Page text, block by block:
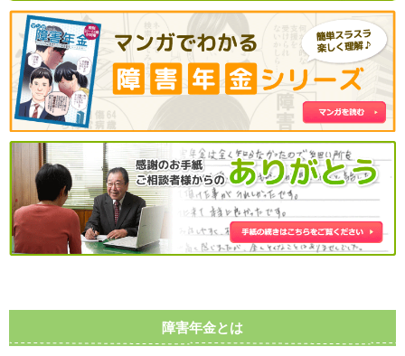
障害年金とは